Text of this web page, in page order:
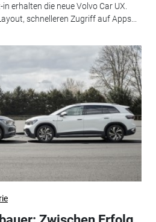
erhalten die neue Volvo Car UX.
schnelleren Zugriff auf Apps...